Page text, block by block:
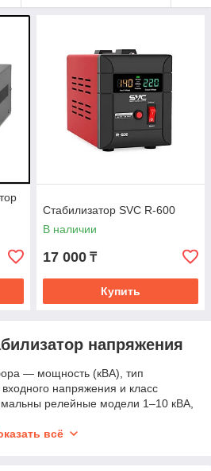
дома, офиса, мастерских, СТО,
по Алматы, стоимость доставки
— быстрый отклик,
цена.
— плавная регулировка и
чувствительной техники.
— для квартир и
для защиты бытовой техники,
насосов, серверов,
и отопительного оборудования.
Стабилизатор SVC R-600
В наличии
17 000 ₸
Купить
напряжения
— мощность (кВА), тип
напряжения и класс
релейные модели 1–10 кВА,
всё